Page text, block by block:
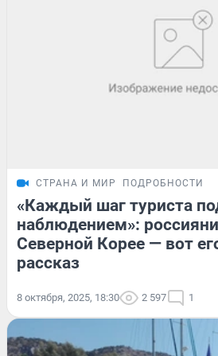
СТРАНА И МИР ПОДРОБНОСТИ
«Каждый шаг туриста
наблюдением»:
Северной Корее — вот
рассказ
8 октября, 2025, 18:30 2 597 1